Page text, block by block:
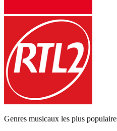
Genres musicaux les plus